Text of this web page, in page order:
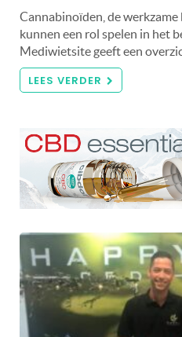
Cannabinoïden, de
kunnen een rol spelen in het
Mediwietsite geeft een
LEES VERDER